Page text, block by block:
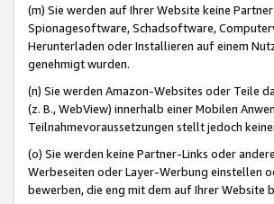
(m) Sie werden auf Ihrer Website keine
Spionagesoftware, Schadsoftware,
Herunterladen oder Installieren auf einem
genehmigt wurden.
(n) Sie werden Amazon-Websites oder Teile
(z. B., WebView) innerhalb einer Mobilen
Teilnahmevoraussetzungen stellt jedoch
(o) Sie werden keine Partner-Links oder
Werbeseiten oder Layer-Werbung einstellen
bewerben, die eng mit dem auf Ihrer Website